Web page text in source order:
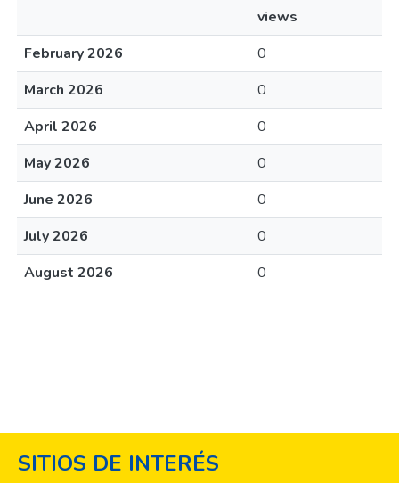
views
February 2026
0
March 2026
0
April 2026
0
May 2026
0
June 2026
0
July 2026
0
August 2026
0
SITIOS DE INTERÉS